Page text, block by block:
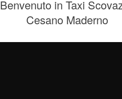
Benvenuto in Taxi
Cesano Maderno